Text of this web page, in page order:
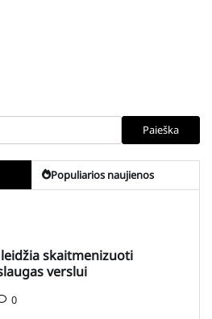
Paieška
Populiarios naujienos
skaitmenizuoti
verslui
0